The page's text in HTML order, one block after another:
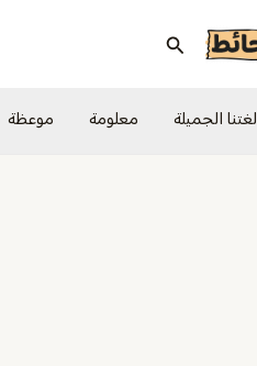
البحث
لغتنا الجميلة معلومة موعظة